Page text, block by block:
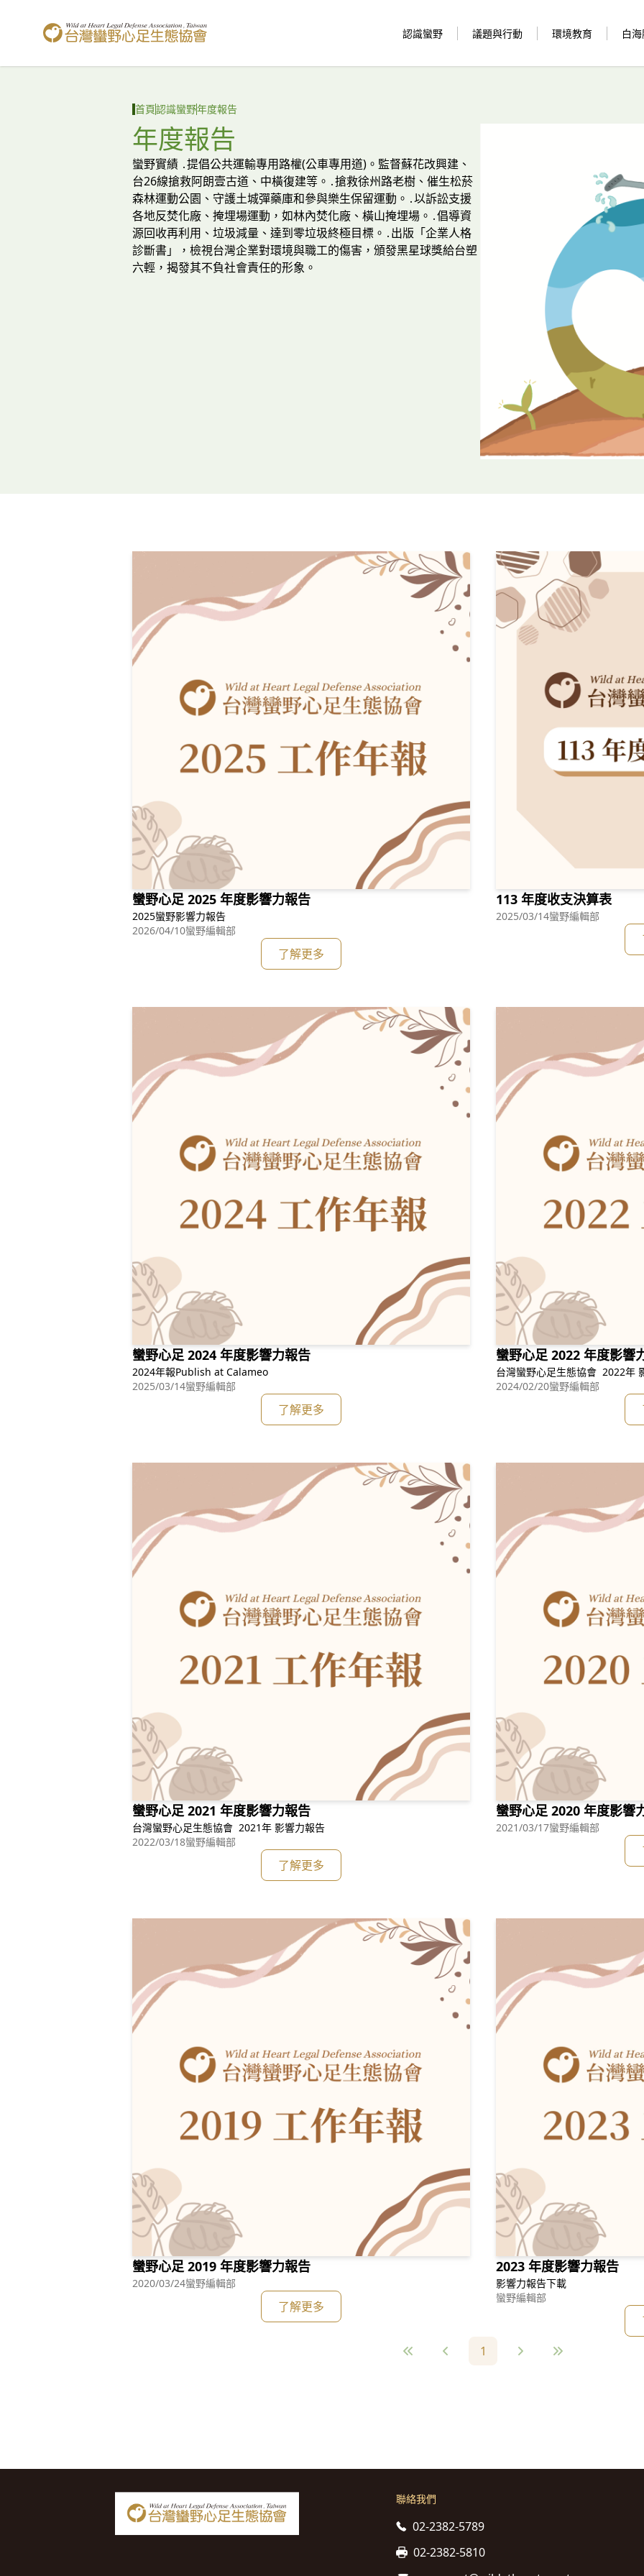
台灣蠻野心足生態協會
認識蠻野 議題與行動 環境教育 白
首頁認識蠻野年度報告
年度報告
蠻野實績 ․提倡公共運輸專用路權(公車專用道)。監督蘇花改興建、
台26線搶救阿朗壹古道、中橫復建等。․搶救徐州路老樹、催生松菸
森林運動公園、守護土城彈藥庫和參與樂生保留運動。․以訴訟支援
各地反焚化廠、掩埋場運動，如林內焚化廠、橫山掩埋場。․倡導資
源回收再利用、垃圾減量、達到零垃圾終極目標。․出版「企業人格
診斷書」，檢視台灣企業對環境與職工的傷害，頒發黑星球獎給台塑
六輕，揭發其不負社會責任的形象。
蠻野心足 2025 年度影響力報告
2025蠻野影響力報告
2026/04/10蠻野編輯部
了解更多
113 年度收支決算表
2025/03/14蠻野編輯部
蠻野心足 2024 年度影響力報告
2024年報Publish at Calameo
2025/03/14蠻野編輯部
了解更多
蠻野心足 2022 年度影響
台灣蠻野心足生態協會 2022年
2024/02/20蠻野編輯部
蠻野心足 2021 年度影響力報告
2022/03/18蠻野編輯部
了解更多
蠻野心足 2020 年度影響
2021/03/17蠻野編輯部
蠻野心足 2019 年度影響力報告
2020/03/24蠻野編輯部
了解更多
2023 年度影響力報告
影響力報告下載
蠻野編輯部
1
聯絡我們
02-2382-5789
02-2382-5810